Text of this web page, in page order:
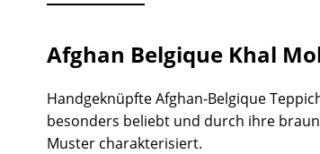
Afghan Belgique Khal
Handgeknüpfte Afghan-Belgique
besonders beliebt und durch ihre
Muster charakterisiert.